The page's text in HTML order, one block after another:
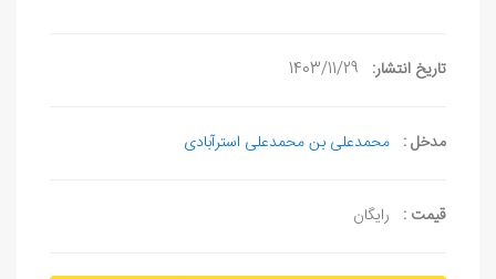
تاریخ انتشار: 1403/11/29
مدخل : محمدعلی بن محمدعلی استرآبادی
قیمت : رایگان